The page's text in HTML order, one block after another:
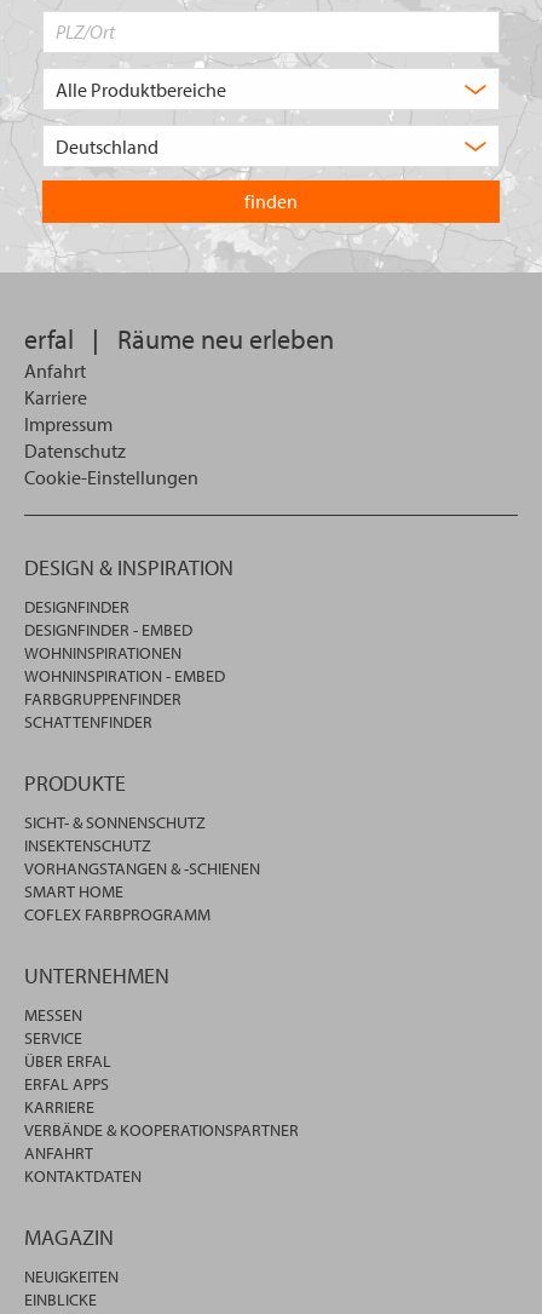
in
welchem
Land
Sie
suchen
erfal | Räume neu erleben
Anfahrt
Karriere
Impressum
Datenschutz
Cookie-Einstellungen
DESIGN & INSPIRATION
DESIGNFINDER
DESIGNFINDER - EMBED
WOHNINSPIRATIONEN
WOHNINSPIRATION - EMBED
FARBGRUPPENFINDER
SCHATTENFINDER
PRODUKTE
SICHT- & SONNENSCHUTZ
INSEKTENSCHUTZ
VORHANGSTANGEN & -SCHIENEN
SMART HOME
COFLEX FARBPROGRAMM
UNTERNEHMEN
MESSEN
SERVICE
ÜBER ERFAL
ERFAL APPS
KARRIERE
VERBÄNDE & KOOPERATIONSPARTNER
ANFAHRT
KONTAKTDATEN
MAGAZIN
NEUIGKEITEN
EINBLICKE